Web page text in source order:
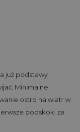
już podstawy
Minimalne
ostro na wiatr w
podskoki za